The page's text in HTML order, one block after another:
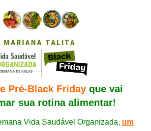
Pré-Black Friday que vai
sua rotina alimentar!
Vida Saudável Organizada, um